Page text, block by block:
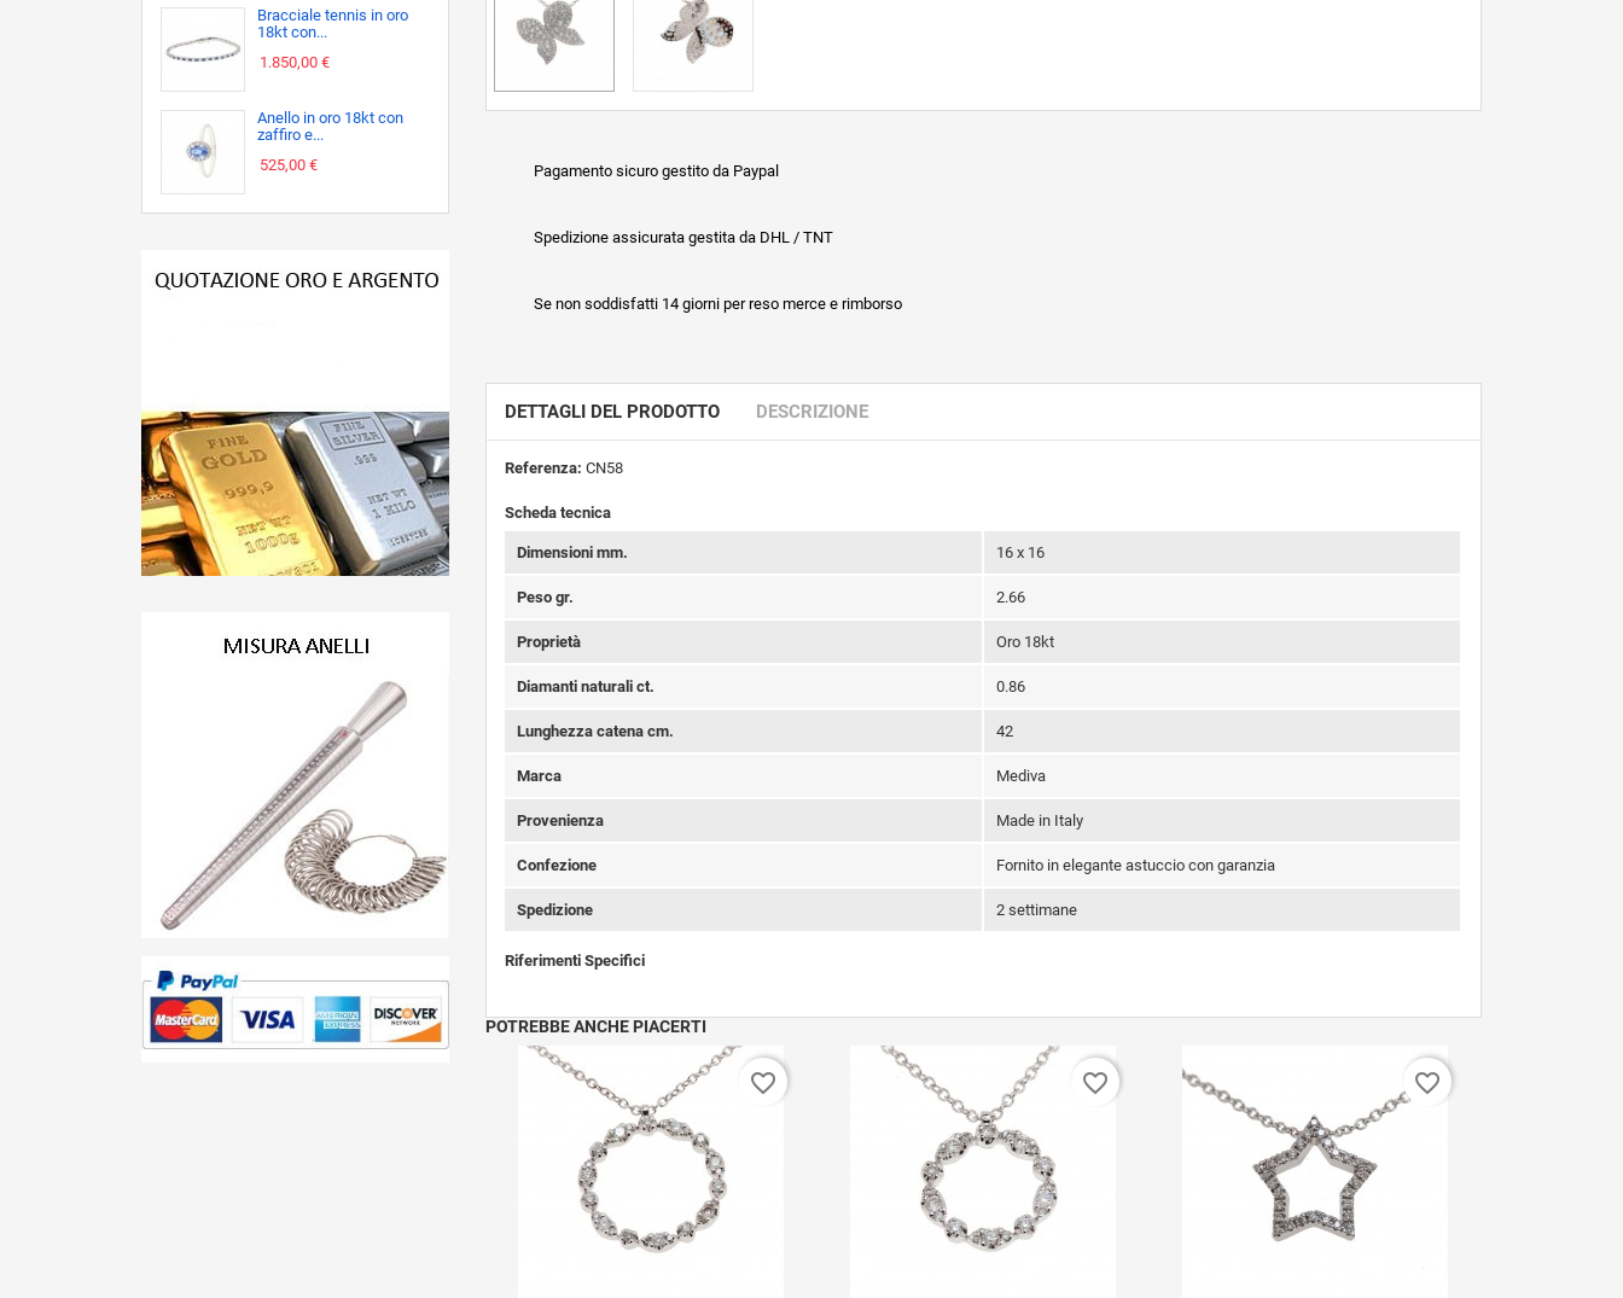
Bracciale tennis in oro
18kt con...
1.850,00 €
Anello in oro 18kt con
zaffiro e...
525,00 €
Pagamento sicuro gestito da Paypal
Spedizione assicurata gestita da DHL / TNT
Se non soddisfatti 14 giorni per reso merce e rimborso
DETTAGLI DEL PRODOTTO DESCRIZIONE
Referenza: CN58
Scheda tecnica
Dimensioni mm. 16 x 16
Peso gr. 2.66
Proprietà Oro 18kt
Diamanti naturali ct. 0.86
Lunghezza catena cm. 42
Marca Mediva
Provenienza Made in Italy
Confezione Fornito in elegante astuccio con garanzia
Spedizione 2 settimane
Riferimenti Specifici
POTREBBE ANCHE PIACERTI
favorite_border favorite_border favorite_border